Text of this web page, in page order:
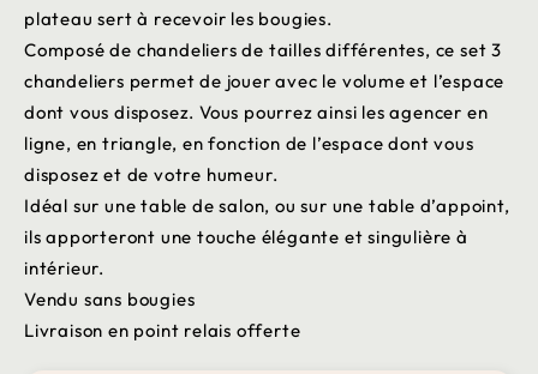
plateau sert à recevoir les bougies.
Composé de chandeliers de tailles différentes, ce set 3
chandeliers permet de jouer avec le volume et l’espace
dont vous disposez. Vous pourrez ainsi les agencer en
ligne, en triangle, en fonction de l’espace dont vous
disposez et de votre humeur.
Idéal sur une table de salon, ou sur une table d’appoint,
ils apporteront une touche élégante et singulière à
intérieur.
Vendu sans bougies
Livraison en point relais offerte